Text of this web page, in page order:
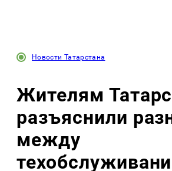
Новости Татарстана
Жителям
разъяснили
между